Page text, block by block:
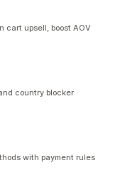
cart upsell, boost AOV
country blocker
with payment rules